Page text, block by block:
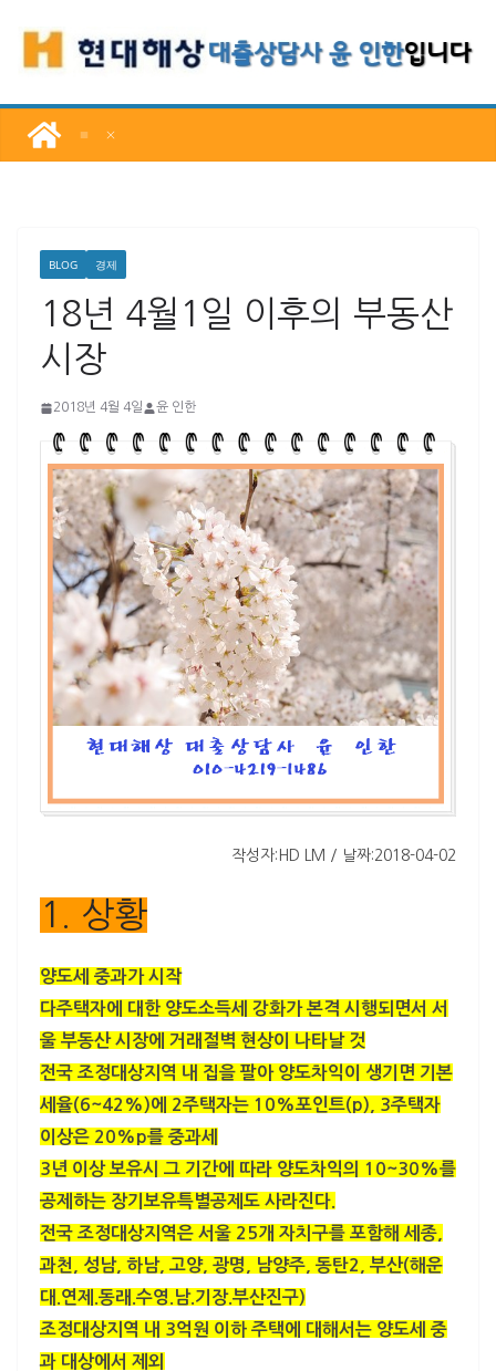
로
너
BLOG 경제
18년 4월1일 이후의 부동산
시장
2018년 4월 4일 윤 인한
작성자:HD LM / 날짜:2018-04-02
1. 상황
양도세 중과가 시작
다주택자에 대한 양도소득세 강화가 본격 시행되면서 서
울 부동산 시장에 거래절벽 현상이 나타날 것
전국 조정대상지역 내 집을 팔아 양도차익이 생기면 기본
세율(6~42%)에 2주택자는 10%포인트(p), 3주택자
이상은 20%p를 중과세
3년 이상 보유시 그 기간에 따라 양도차익의 10~30%를
공제하는 장기보유특별공제도 사라진다.
전국 조정대상지역은 서울 25개 자치구를 포함해 세종,
과천, 성남, 하남, 고양, 광명, 남양주, 동탄2, 부산(해운
대.연제.동래.수영.남.기장.부산진구)
조정대상지역 내 3억원 이하 주택에 대해서는 양도세 중
과 대상에서 제외